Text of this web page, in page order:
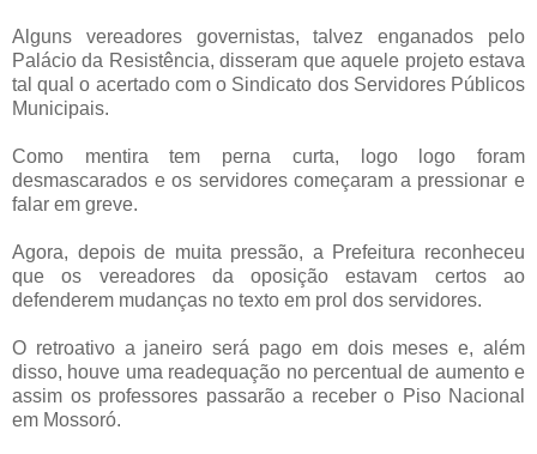
Alguns vereadores governistas, talvez enganados pelo
Palácio da Resistência, disseram que aquele projeto estava
tal qual o acertado com o Sindicato dos Servidores Públicos
Municipais.
Como mentira tem perna curta, logo logo foram
desmascarados e os servidores começaram a pressionar e
falar em greve.
Agora, depois de muita pressão, a Prefeitura reconheceu
que os vereadores da oposição estavam certos ao
defenderem mudanças no texto em prol dos servidores.
O retroativo a janeiro será pago em dois meses e, além
disso, houve uma readequação no percentual de aumento e
assim os professores passarão a receber o Piso Nacional
em Mossoró.